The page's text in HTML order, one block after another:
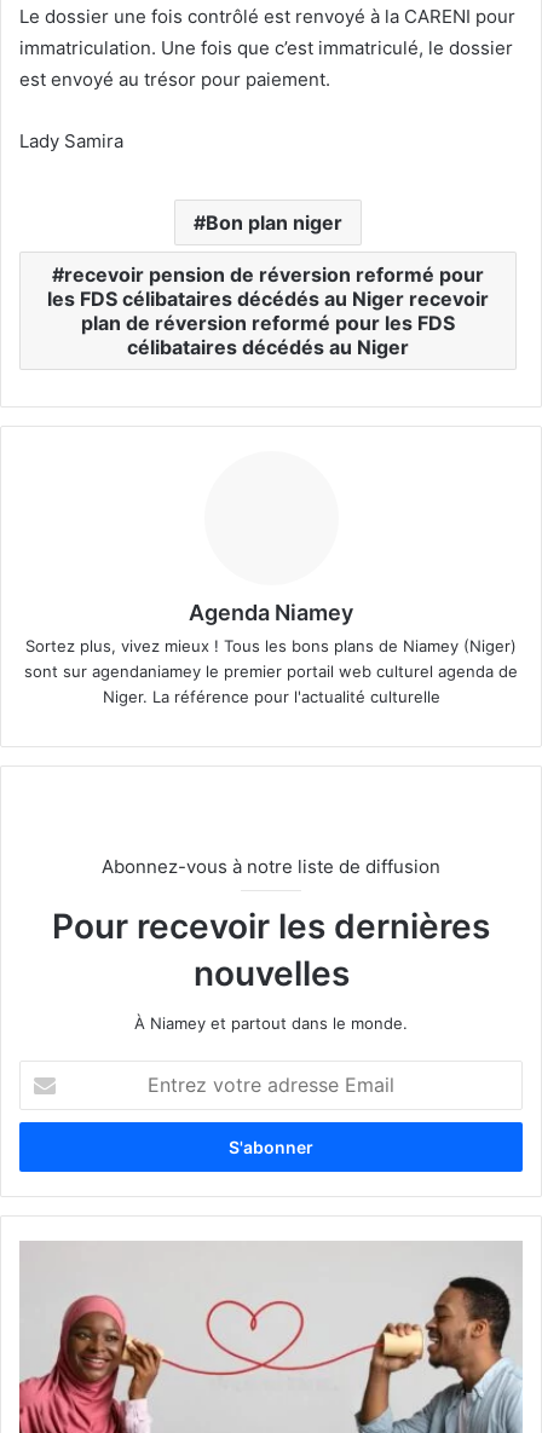
Le dossier une fois contrôlé est renvoyé à la CARENI pour
immatriculation. Une fois que c’est immatriculé, le dossier
est envoyé au trésor pour paiement.
Lady Samira
Bon plan niger
recevoir pension de réversion reformé pour
les FDS célibataires décédés au Niger recevoir
plan de réversion reformé pour les FDS
célibataires décédés au Niger
Agenda Niamey
Sortez plus, vivez mieux ! Tous les bons plans de Niamey (Niger)
sont sur agendaniamey le premier portail web culturel agenda de
Niger. La référence pour l'actualité culturelle
Abonnez-vous à notre liste de diffusion
Pour recevoir les dernières
nouvelles
À Niamey et partout dans le monde.
t
e
z
d
e